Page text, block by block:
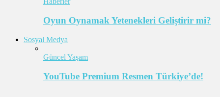
Oyun Oynamak Yetenekleri Geliştirir mi?
Sosyal Medya
Güncel Yaşam
YouTube Premium Resmen Türkiye’de!